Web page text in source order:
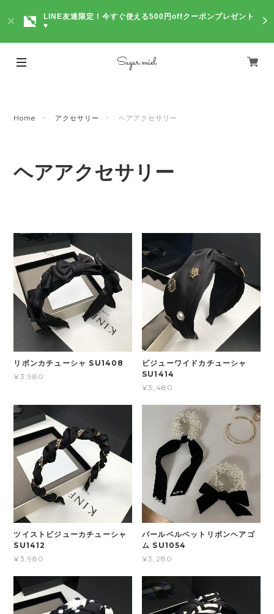
LINE友達限定！今すぐ使える500円offクーポンプレゼント
♥
Home アクセサリー ヘアアクセサリー
ヘアアクセサリー
リボンカチューシャ SU1408
¥3,980
ビジューワイドカチューシャ
SU1414
¥3,480
ツイストビジューカチューシャ
SU1412
¥3,980
パールベルベットリボンヘアゴ
ム SU1054
¥3,280